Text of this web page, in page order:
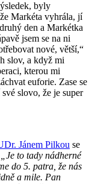
byly
Markéta vyhrála, jí
den a Markétka
jsem se na ni
nové, větší,“
slov, a když mi
kterou mi
euforie. Zase se
slovo, že je super
Jánem Pilkou se
„Je to tady nádherné
do 5. patra, že nás
a mile. Pan